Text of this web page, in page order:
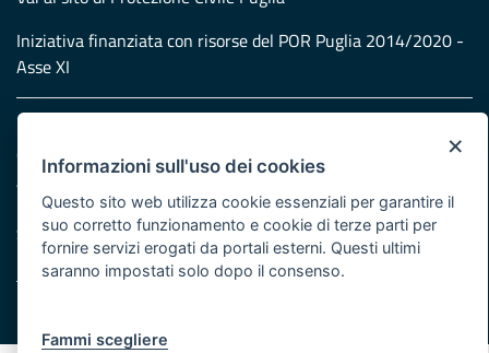
Iniziativa finanziata con risorse del POR Puglia 2014/2020 -
Asse XI
Cookie e privacy
Atti di notifica
Feed RSS
Servizi Intranet
×
Informazioni sull'uso dei cookies
Questo sito web utilizza cookie essenziali per garantire il
suo corretto funzionamento e cookie di terze parti per
fornire servizi erogati da portali esterni. Questi ultimi
saranno impostati solo dopo il consenso.
Fammi scegliere